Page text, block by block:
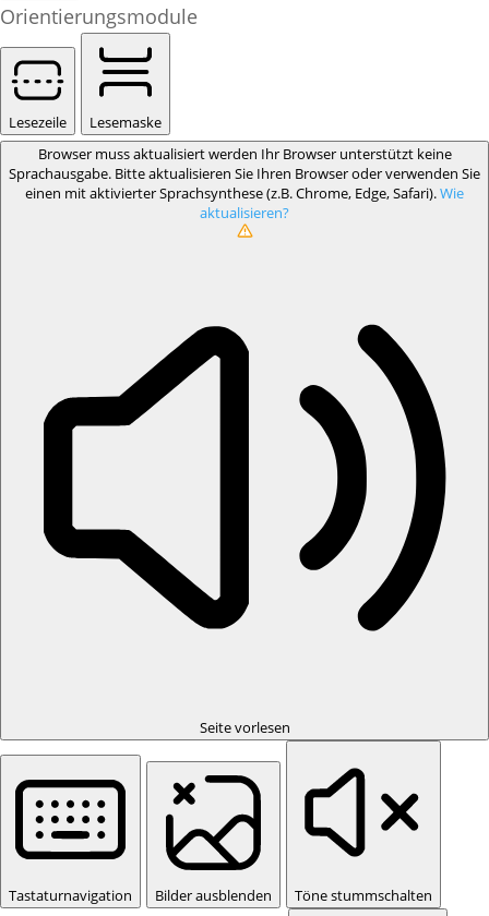
Orientierungsmodule
Lesezeile
Lesemaske
Browser muss aktualisiert werden Ihr Browser unterstützt keine
Sprachausgabe. Bitte aktualisieren Sie Ihren Browser oder verwenden Sie
einen mit aktivierter Sprachsynthese (z.B. Chrome, Edge, Safari).Wie
aktualisieren?
Seite vorlesen
Tastaturnavigation Bilder ausblenden Töne stummschalten